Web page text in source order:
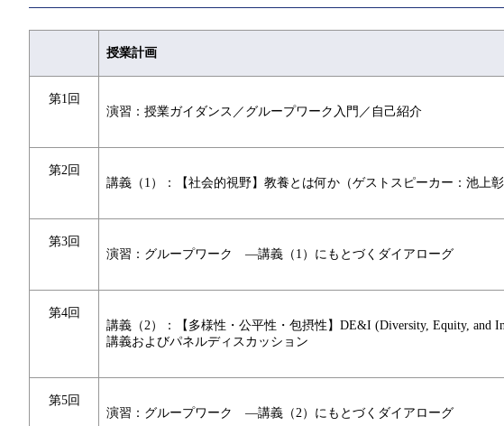
授業計画
第1回
演習：授業ガイダンス／グループワーク入門／自己紹介
第2回
講義（1）：【社会的視野】教養とは何か（ゲストスピーカー：池上彰
第3回
演習：グループワーク ―講義（1）にもとづくダイアローグ
第4回
講義（2）：【多様性・公平性・包摂性】DE&I (Diversity, Equity, and
講義およびパネルディスカッション
第5回
演習：グループワーク ―講義（2）にもとづくダイアローグ